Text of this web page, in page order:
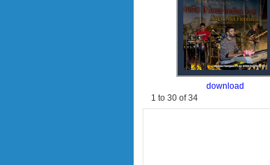
download
1 to 30 of 34